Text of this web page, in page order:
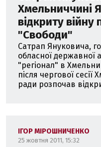
Хмельниччині
відкриту
"Свободи"
Сатрап Януковича,
обласної державної
"регіонал" в
після чергової сесії
ради розпочав
ІГОР МІРОШНИЧЕНКО
25 жовтня 2011, 15:32